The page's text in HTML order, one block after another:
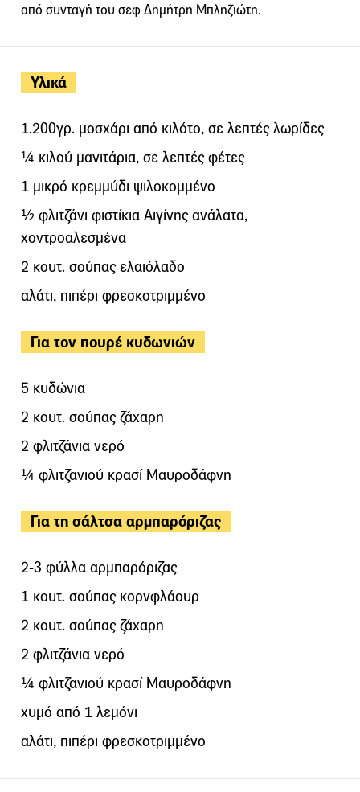
Υλικά
1.200γρ. μοσχάρι από κιλότο, σε λεπτές λωρίδες
¼ κιλού μανιτάρια, σε λεπτές φέτες
1 μικρό κρεμμύδι ψιλοκομμένο
½ φλιτζάνι φιστίκια Αιγίνης ανάλατα,
χοντροαλεσμένα
2 κουτ. σούπας ελαιόλαδο
αλάτι, πιπέρι φρεσκοτριμμένο
Για τον πουρέ κυδωνιών
5 κυδώνια
2 κουτ. σούπας ζάχαρη
2 φλιτζάνια νερό
¼ φλιτζανιού κρασί Μαυροδάφνη
Για τη σάλτσα αρμπαρόριζας
2-3 φύλλα αρμπαρόριζας
1 κουτ. σούπας κορνφλάουρ
2 κουτ. σούπας ζάχαρη
2 φλιτζάνια νερό
¼ φλιτζανιού κρασί Μαυροδάφνη
χυμό από 1 λεμόνι
αλάτι, πιπέρι φρεσκοτριμμένο
από συνταγή του σεφ Δημήτρη Μπληζιώτη.